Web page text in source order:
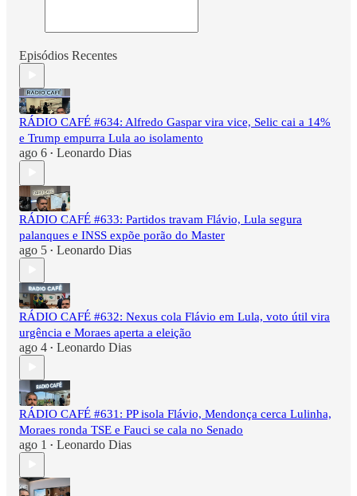
Episódios Recentes
RÁDIO CAFÉ #634: Alfredo Gaspar vira vice, Selic cai a 14%
e Trump empurra Lula ao isolamento
ago 6 • Leonardo Dias
RÁDIO CAFÉ #633: Partidos travam Flávio, Lula segura
palanques e INSS expõe porão do Master
ago 5 • Leonardo Dias
RÁDIO CAFÉ #632: Nexus cola Flávio em Lula, voto útil vira
urgência e Moraes aperta a eleição
ago 4 • Leonardo Dias
RÁDIO CAFÉ #631: PP isola Flávio, Mendonça cerca Lulinha,
Moraes ronda TSE e Fauci se cala no Senado
ago 1 • Leonardo Dias